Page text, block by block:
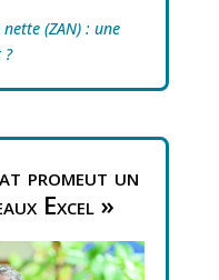
(ZAN) : une
promeut un
Excel »